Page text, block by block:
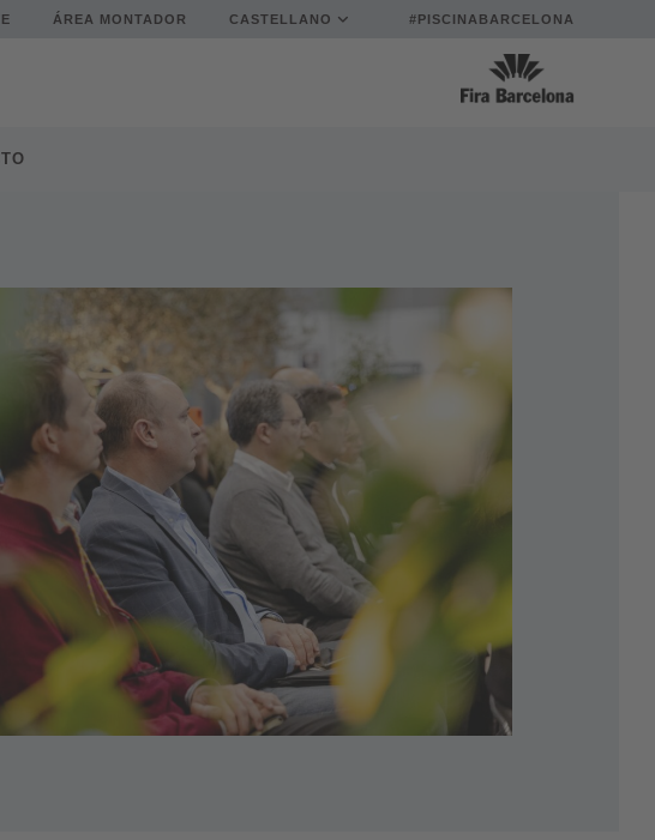
ÁREA MONTADOR CASTELLANO #PISCINABARCELONA